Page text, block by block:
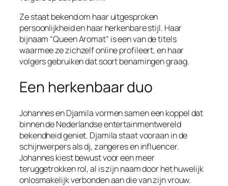
Ze staat bekend om haar uitgesproken
persoonlijkheid en haar herkenbare stijl. Haar
bijnaam “Queen Aromat” is een van de titels
waarmee ze zichzelf online profileert, en haar
volgers gebruiken dat soort benamingen graag.
Een herkenbaar duo
Johannes en Djamila vormen samen een koppel dat
binnen de Nederlandse entertainmentwereld
bekendheid geniet. Djamila staat vooraan in de
schijnwerpers als dj, zangeres en influencer.
Johannes kiest bewust voor een meer
teruggetrokken rol, al is zijn naam door het huwelijk
onlosmakelijk verbonden aan die van zijn vrouw.